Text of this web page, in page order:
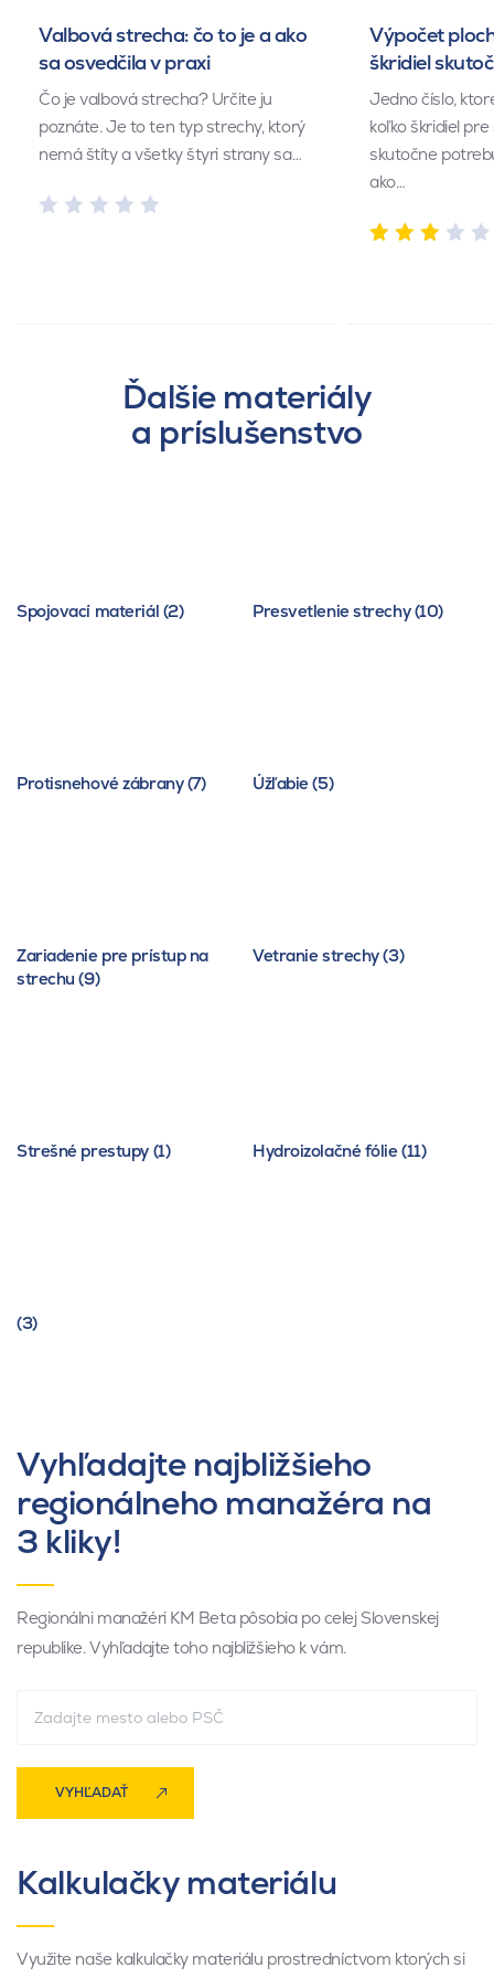
Valbová strecha: čo to je a ako
sa osvedčila v praxi
Čo je valbová strecha? Určite ju
poznáte. Je to ten typ strechy, ktorý
nemá štíty a všetky štyri strany sa…
Výpočet
škridiel
Jedno číslo,
koľko škridiel
skutočne
ako…
Ďalšie materiály
a príslušenstvo
Spojovací materiál (2) Presvetlenie strechy (10)
Protisnehové zábrany (7) Úžľabie (5)
Zariadenie pre prístup na
strechu (9)
Vetranie strechy (3)
Strešné prestupy (1) Hydroizolačné fólie (11)
(3)
Vyhľadajte najbližšieho
regionálneho manažéra na
3 kliky!
Regionálni manažéri KM Beta pôsobia po celej Slovenskej
republike. Vyhľadajte toho najbližšieho k vám.
VYHĽADAŤ
Kalkulačky materiálu
Využite naše kalkulačky materiálu prostredníctvom ktorých si